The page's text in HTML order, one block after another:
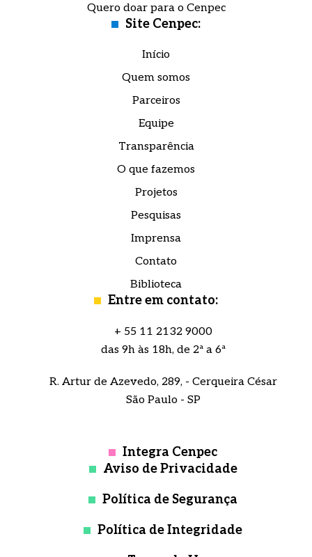
Quero doar para o Cenpec
Site Cenpec:
Início
Quem somos
Parceiros
Equipe
Transparência
O que fazemos
Projetos
Pesquisas
Imprensa
Contato
Biblioteca
Entre em contato:
+ 55 11 2132 9000
das 9h às 18h, de 2ª a 6ª
R. Artur de Azevedo, 289, - Cerqueira César
São Paulo - SP
Integra Cenpec
Aviso de Privacidade
Política de Segurança
Política de Integridade